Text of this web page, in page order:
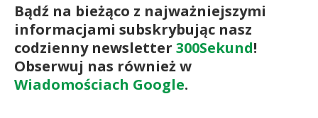
Bądź na bieżąco z najważniejszymi
informacjami subskrybując nasz
codzienny newsletter 300Sekund!
Obserwuj nas również w
Wiadomościach Google.